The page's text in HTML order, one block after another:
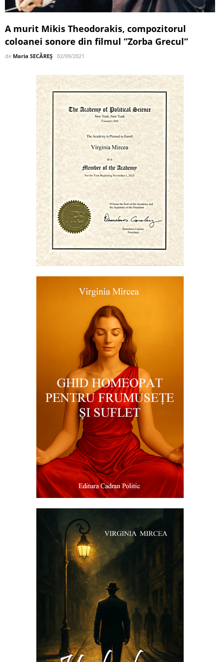
A murit Mikis Theodorakis, compozitorul
coloanei sonore din filmul ”Zorba Grecul”
de Maria SECĂREȘ 02/09/2021